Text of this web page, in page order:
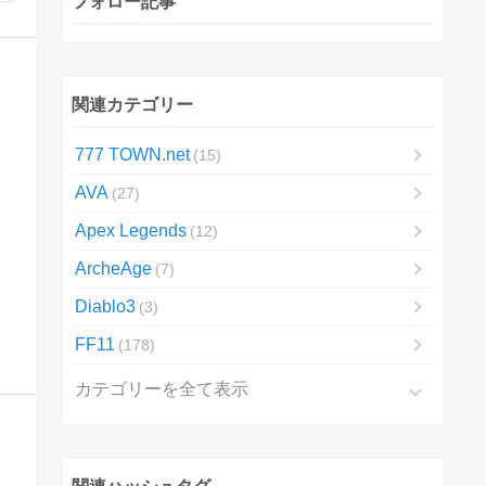
関連カテゴリー
777 TOWN.net 15
AVA 27
Apex Legends 12
ArcheAge 7
Diablo3 3
FF11 178
カテゴリーを全て表示